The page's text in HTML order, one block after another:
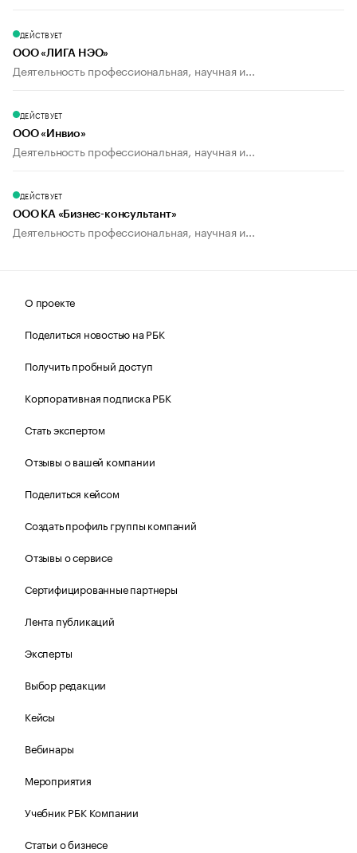
ДЕЙСТВУЕТ
ООО «ЛИГА НЭО»
Деятельность профессиональная, научная и...
ДЕЙСТВУЕТ
ООО «Инвио»
Деятельность профессиональная, научная и...
ДЕЙСТВУЕТ
ООО КА «Бизнес-консультант»
Деятельность профессиональная, научная и...
О проекте
Поделиться новостью на РБК
Получить пробный доступ
Корпоративная подписка РБК
Стать экспертом
Отзывы о вашей компании
Поделиться кейсом
Создать профиль группы компаний
Отзывы о сервисе
Сертифицированные партнеры
Лента публикаций
Эксперты
Выбор редакции
Кейсы
Вебинары
Мероприятия
Учебник РБК Компании
Статьи о бизнесе